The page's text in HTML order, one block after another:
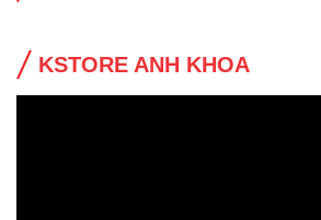
KSTORE ANH KHOA